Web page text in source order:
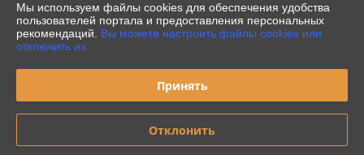
График работы
Полная версия сайта
Сайт создан на платформе Deal.by
Мы используем файлы cookies для обеспечения удобства
пользователей портала и предоставления персональных
рекомендаций. Вы можете настроить файлы cookies или
отключить их.
Принять
Отклонить